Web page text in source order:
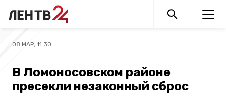
08 МАР, 11:30
В Ломоносовском районе
пресекли незаконный сброс